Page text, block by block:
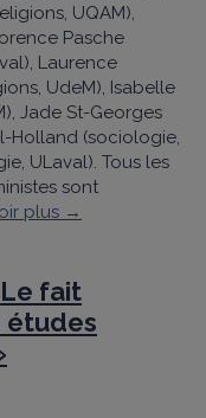
UQAM),
Pasche
Laurence
UdeM), Isabelle
Jade St-Georges
Holland (sociologie,
ULaval). Tous les
sont
plus →
fait
études